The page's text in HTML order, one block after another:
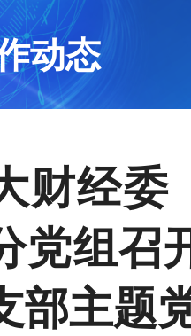
动态
财经委
党组召
部主题